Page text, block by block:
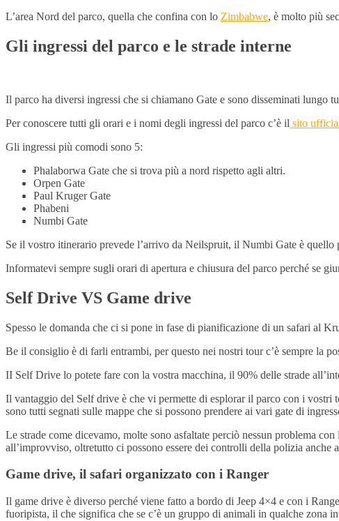
L’area Nord del parco, quella che confina con lo Zimbabwe, è molto più
Gli ingressi del parco e le strade interne
Il parco ha diversi ingressi che si chiamano Gate e sono disseminati lungo
Per conoscere tutti gli orari e i nomi degli ingressi del parco c’è il sito
Gli ingressi più comodi sono 5:
Phalaborwa Gate che si trova più a nord rispetto agli altri.
Orpen Gate
Paul Kruger Gate
Phabeni
Numbi Gate
Se il vostro itinerario prevede l’arrivo da Neilspruit, il Numbi Gate è quello
Informatevi sempre sugli orari di apertura e chiusura del parco perché se
Self Drive VS Game drive
Spesso le domanda che ci si pone in fase di pianificazione di un safari al
Be il consiglio è di farli entrambi, per questo nei nostri tour c’è sempre la
II Self Drive lo potete fare con la vostra macchina, il 90% delle strade
Il vantaggio del Self drive è che vi permette di esplorar il parco con i
sono tutti segnati sulle mappe che si possono prendere ai vari gate di
Le strade come dicevamo, molte sono asfaltate perciò nessun problema
all’improvviso, oltretutto ci possono essere dei controlli della polizia anche
Game drive, il safari organizzato con i Ranger
Il game drive è diverso perché viene fatto a bordo di Jeep 4×4 e con i
fuoripista, il che significa che se c’è un gruppo di animali in qualche zona